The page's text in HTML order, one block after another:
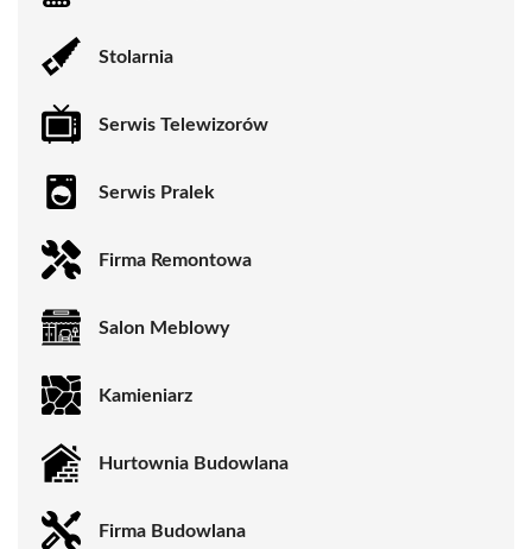
Stolarnia
Serwis Telewizorów
Serwis Pralek
Firma Remontowa
Salon Meblowy
Kamieniarz
Hurtownia Budowlana
Firma Budowlana